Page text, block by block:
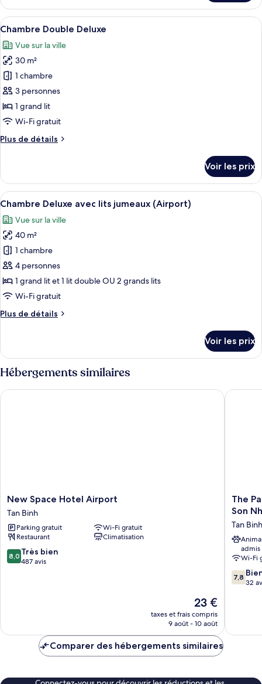
le
type
de
Chambre
Double
Supérieure
Afficher
toutes
les
photos
pour
ce
type
de
chambre :
Chambre
Une chambre à coucher avec un lit
5
Chambre Double Deluxe
Vue sur la ville
30 m²
1 chambre
3 personnes
1 grand lit
Wi-Fi gratuit
Plus de détails
Plus
le
type
de
Chambre
Double
Deluxe
Voir les prix
Afficher
toutes
les
photos
pour
ce
type
de
chambre :
Chambre
lits
jumeaux
(Airport)
Une chambre d’hôtel avec deux
7
Chambre Deluxe avec lits jumeaux (Airport)
Vue sur la ville
40 m²
1 chambre
4 personnes
1 grand lit et 1 lit double OU 2 grands lits
Wi-Fi gratuit
Plus de détails
Plus
le
type
de
chambre
Chambre
Voir les prix
Hébergements similaires
New
Space
Hotel
Airport
Tan
Binh
New Space Hotel Airport
Tan Binh
Parking gratuit
Wi-Fi gratuit
Restaurant
Climatisation
8.0
sur
8,0 Très bien
487 avis
Le
nouveau
prix
de
23 €
taxes et frais compris
9 août - 10 août
New Space Hotel Airport
The
Passion
Airport
-
minutes
to
Tan
The
Son
Tan Binh
admis
Wi-Fi
7.8
sur
7,8
32
The
Comparer des hébergements similaires